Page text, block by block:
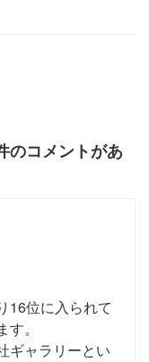
のコメントがあ
16位に入られて
。
ギャラリーとい